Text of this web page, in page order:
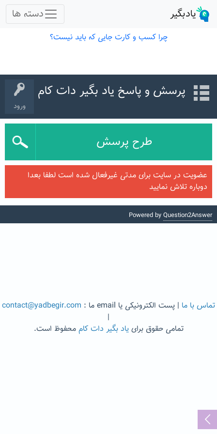
ورود
پرسش و پاسخ یاد بگیر دات کام
طرح پرسش
عضویت در سایت برای مدتی غیرفعال شده است لطفا بعدا
دوباره تلاش نمایید
Powered by Question2Answer
تماس با ما | پست الکترونیکی یا email ما :
contact@yadbegir.com
|
تمامی حقوق براییاد بگیر دات کام محفوظ است.